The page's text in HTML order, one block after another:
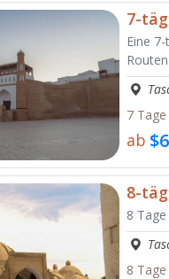
7-
Eine
7
ab
8-
8
8